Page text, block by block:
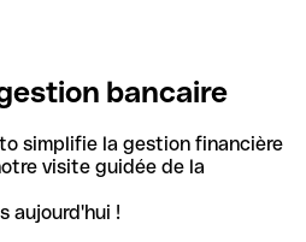
bancaire
simplifie la gestion financière
visite guidée de la
aujourd'hui !